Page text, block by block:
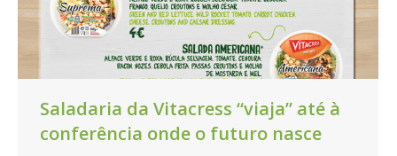
Saladaria da Vitacress “viaja” até à
conferência onde o futuro nasce